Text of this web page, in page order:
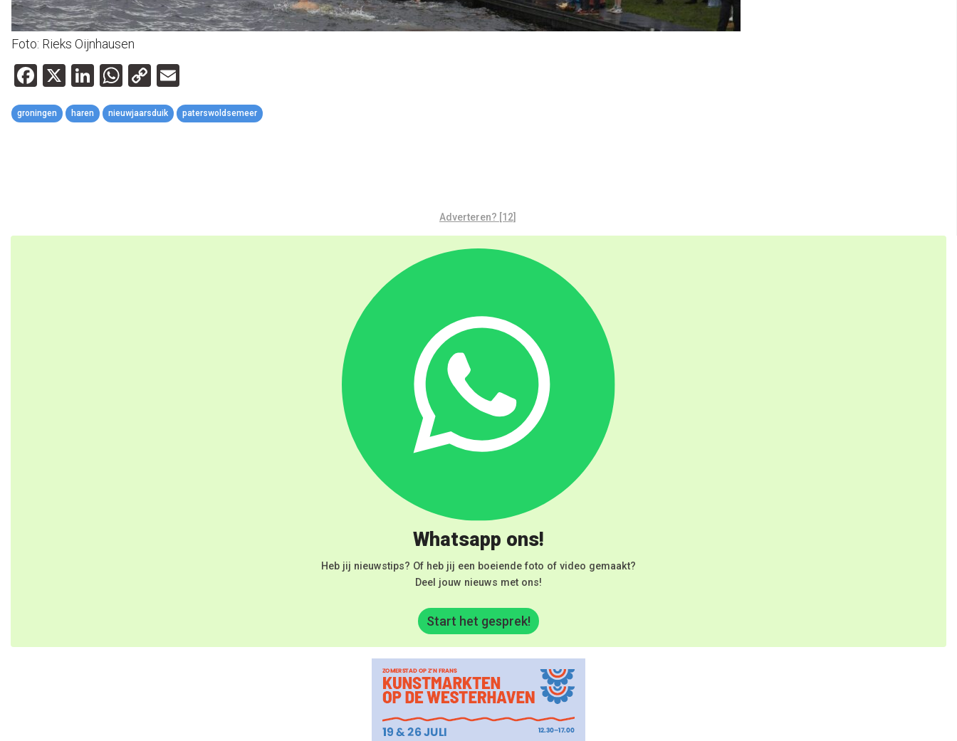
Foto: Rieks Oijnhausen
Facebook
X LinkedIn
WhatsApp
Copy
Link
groningen haren nieuwjaarsduik paterswoldsemeer
Adverteren? [12]
Whatsapp ons!
Heb jij nieuwstips? Of heb jij een boeiende foto of video gemaakt?
Deel jouw nieuws met ons!
Start het gesprek!